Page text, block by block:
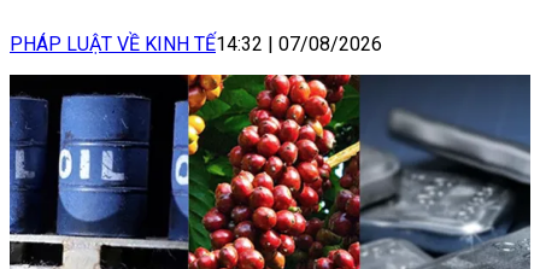
PHÁP LUẬT VỀ KINH TẾ14:32 | 07/08/2026